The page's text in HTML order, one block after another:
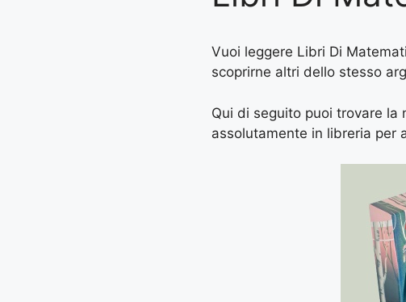
Vuoi leggere Libri Di
scoprirne altri dello stesso
Qui di seguito puoi trovare la
assolutamente in libreria per